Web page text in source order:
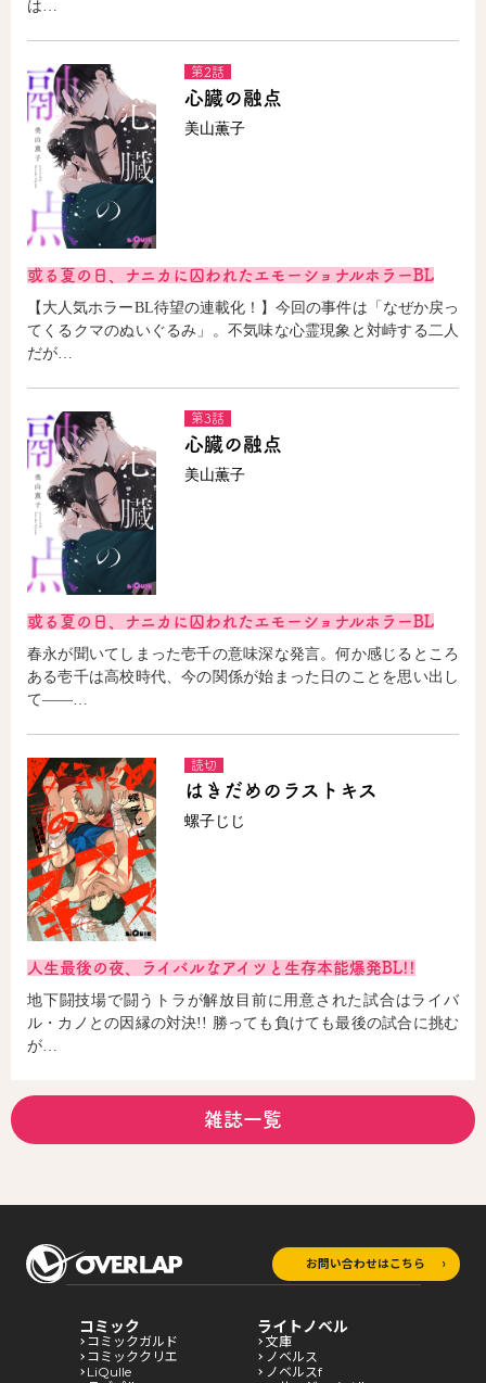
は…
第2話
心臓の融点
美山薫子
或る夏の日、ナニカに囚われたエモーショナルホラーBL
【大人気ホラーBL待望の連載化！】今回の事件は「なぜか戻っ
てくるクマのぬいぐるみ」。不気味な心霊現象と対峙する二人
だが…
第3話
心臓の融点
美山薫子
或る夏の日、ナニカに囚われたエモーショナルホラーBL
春永が聞いてしまった壱千の意味深な発言。何か感じるところ
ある壱千は高校時代、今の関係が始まった日のことを思い出し
て――…
読切
はきだめのラストキス
螺子じじ
人生最後の夜、ライバルなアイツと生存本能爆発BL!!
地下闘技場で闘うトラが解放目前に用意された試合はライバ
ル・カノとの因縁の対決!! 勝っても負けても最後の試合に挑む
が…
雑誌一覧
お問い合わせはこちら
コミック
コミックガルド
コミッククリエ
LiQulle
ライトノベル
文庫
ノベルス
ノベルスf